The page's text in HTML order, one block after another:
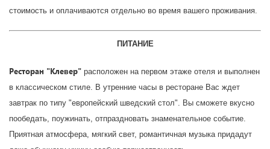
стоимость и оплачиваются отдельно во время вашего проживания.
ПИТАНИЕ
Ресторан "Клевер" расположен на первом этаже отеля и выполнен
в классическом стиле. В утренние часы в ресторане Вас ждет
завтрак по типу "европейский шведский стол". Вы сможете вкусно
пообедать, поужинать, отпраздновать знаменательное событие.
Приятная атмосфера, мягкий свет, романтичная музыка придадут